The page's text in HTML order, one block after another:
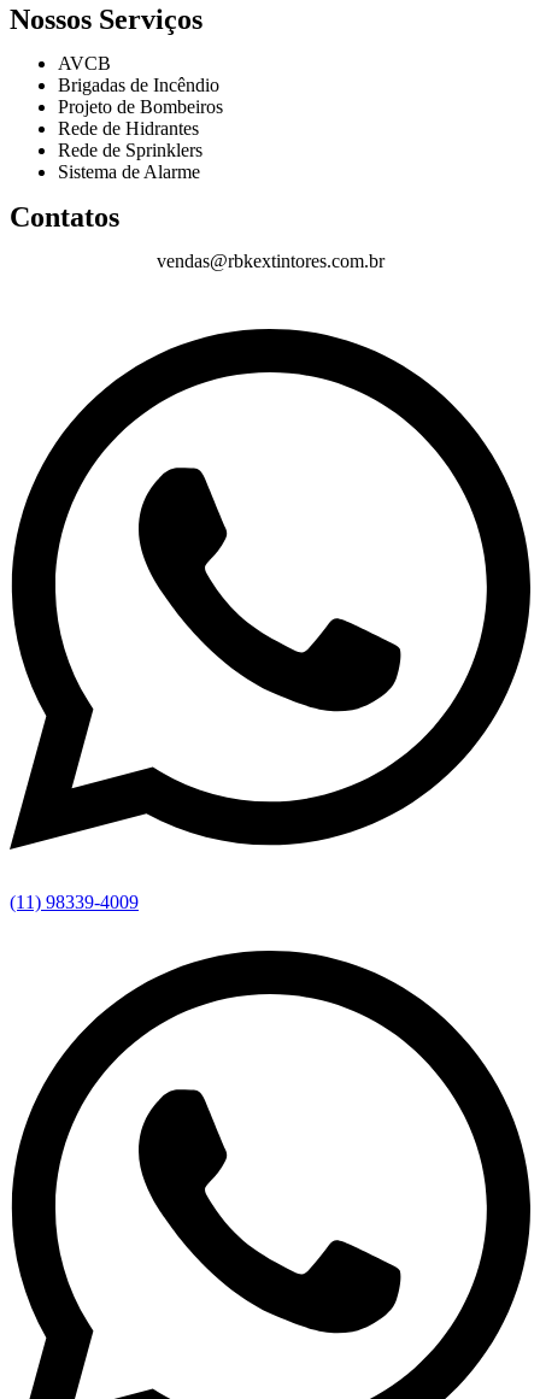
Nossos Serviços
AVCB
Brigadas de Incêndio
Projeto de Bombeiros
Rede de Hidrantes
Rede de Sprinklers
Sistema de Alarme
Contatos
vendas@rbkextintores.com.br
(11) 98339-4009